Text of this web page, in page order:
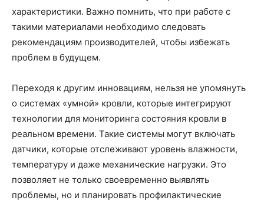
характеристики. Важно помнить, что при работе с
такими материалами необходимо следовать
рекомендациям производителей, чтобы избежать
проблем в будущем.
Переходя к другим инновациям, нельзя не упомянуть
о системах «умной» кровли, которые интегрируют
технологии для мониторинга состояния кровли в
реальном времени. Такие системы могут включать
датчики, которые отслеживают уровень влажности,
температуру и даже механические нагрузки. Это
позволяет не только своевременно выявлять
проблемы, но и планировать профилактические